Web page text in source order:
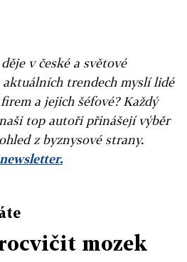
v české a světové
aktuálních trendech myslí lidé
a jejich šéfové? Každý
top autoři přinášejí výběr
z byznysové strany.
mozek